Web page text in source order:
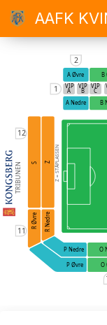
AAFK
TRIBUNEN
1
2
12
11
Z = STÅPLASSEN
A Øvre
A Nedre
B
B
O
O
P Øvre
P Nedre
R Øvre R Nedre
S Z
VIP
A
VIP
B
VIP
C